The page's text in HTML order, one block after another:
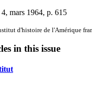
mars 1964, p. 615
d'histoire de l'Amérique
in this issue